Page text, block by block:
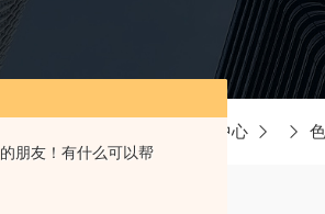
朋友！有什么可以帮
产品中心